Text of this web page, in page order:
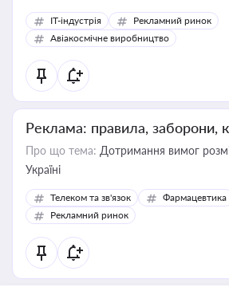
IT-індустрія
Рекламний ринок
Авіакосмічне виробництво
Реклама: правила, заборони,
Про що тема: Дотримання вимог
Україні
Телеком та зв'язок
Фармацевтика
Рекламний ринок